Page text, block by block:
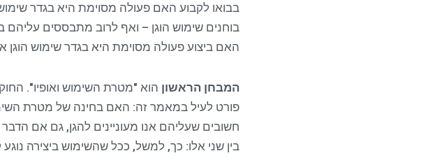
בבואו לקבוע האם פעולה מסוימת היא בגדר
בוחנים שימוש הוגן – ואף לרוב מתבססים
האם ביצוע פעולה מסוימת היא בגדר שימוש הוגן
המבחן הראשון הוא "מטרת השימוש ואופיו".
פורט לעיל במאמר זה: האם בחינה של מטרת
חשובים שעליהם אנו מעוניינים להגן, גם אם
בין שני אלו: כך, למשל, ככל שהשימוש ביצירה